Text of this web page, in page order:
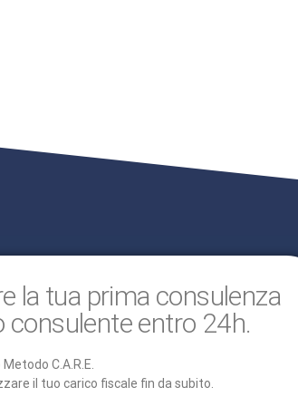
la tua prima consulenza
consulente entro 24h.
C.A.R.E.
il tuo carico fiscale fin da subito.